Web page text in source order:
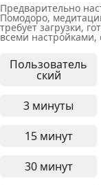
Предварительно
Помодоро,
требует загрузки,
всеми
Пользователь
ский
3 минуты
3-
15 минут
15-
30 минут
30-